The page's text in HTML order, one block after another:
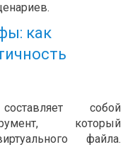
как
собой
который
файла.